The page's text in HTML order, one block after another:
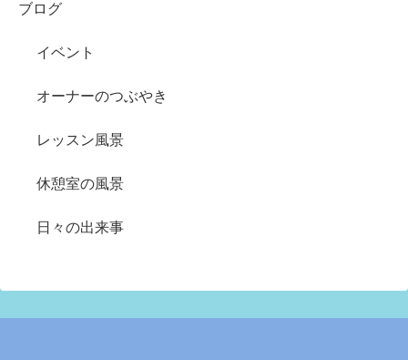
ブログ
イベント
オーナーのつぶやき
レッスン風景
休憩室の風景
日々の出来事